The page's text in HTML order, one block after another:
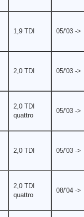
1,9 TDI 05/'03 ->
2,0 TDI 05/'03 ->
2,0 TDI
quattro
05/'03 ->
2,0 TDI 05/'03 ->
2,0 TDI
quattro
08/'04 ->